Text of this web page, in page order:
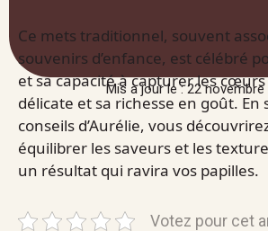
Mis à jour le : 22 novembre
Ce mets traditionnel, souvent
souvenirs d’enfance, est célébré
et sa capacité à capturer les
délicate et sa richesse en goût. En
conseils d’Aurélie, vous
équilibrer les saveurs et les
un résultat qui ravira vos papilles.
Votez pour cet